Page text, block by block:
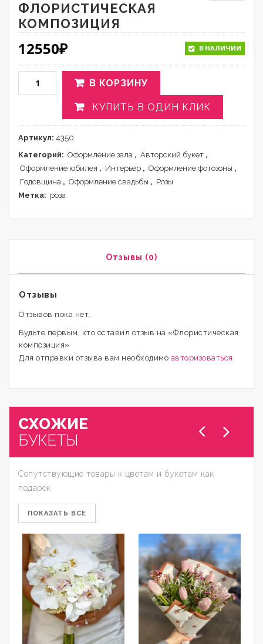
ФЛОРИСТИЧЕСКАЯ
КОМПОЗИЦИЯ
12550₽ В НАЛИЧИИ
В КОРЗИНУ
КУПИТЬ В ОДИН КЛИК
Артикул: 4350
Категорий: Оформление зала , Авторский букет ,
Оформление юбилея , Интерьер , Оформление фотозоны ,
Годовщина , Оформление свадьбы , Розы
Метка: роза
Отзывы (0)
Отзывы
Отзывов пока нет.
Будьте первым, кто оставил отзыв на «Флористическая
композиция»
Для отправки отзыва вам необходимо авторизоваться .
СХОЖИЕ
БУКЕТЫ
Сопутствующие товары к цветам и букетам как
подарок
ПОКАЗАТЬ ВСЕ